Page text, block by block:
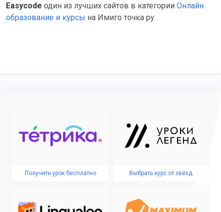
Easycode один из лучших сайтов в категории Онлайн
образование и курсы на Имиго точка ру.
Получить урок бесплатно Выбрать курс от звёзд